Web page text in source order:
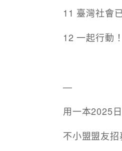
11 臺灣社會
12 一起行動
—
用一本2025
不小盟盟友招